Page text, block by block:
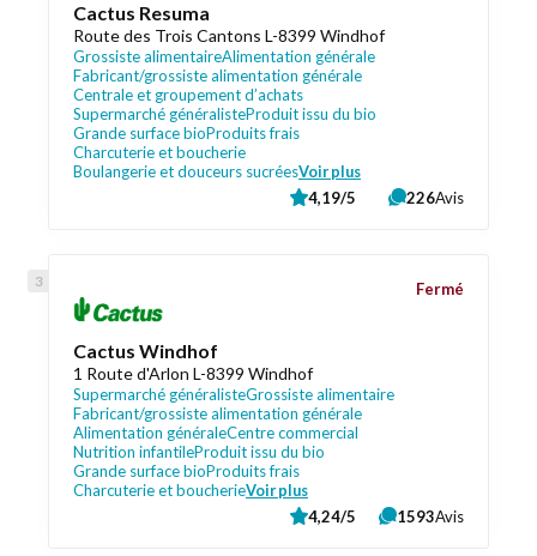
Cactus Resuma
Route des Trois Cantons L-8399 Windhof
Grossiste alimentaireAlimentation générale
Fabricant/grossiste alimentation générale
Centrale et groupement d’achats
Supermarché généralisteProduit issu du bio
Grande surface bioProduits frais
Charcuterie et boucherie
Boulangerie et douceurs sucréesVoir plus
4,19/5 226Avis
Cactus Windhof
1 Route d'Arlon L-8399 Windhof
Supermarché généralisteGrossiste alimentaire
Fabricant/grossiste alimentation générale
Alimentation généraleCentre commercial
Nutrition infantileProduit issu du bio
Grande surface bioProduits frais
Charcuterie et boucherieVoir plus
Fermé
4,24/5 1593Avis